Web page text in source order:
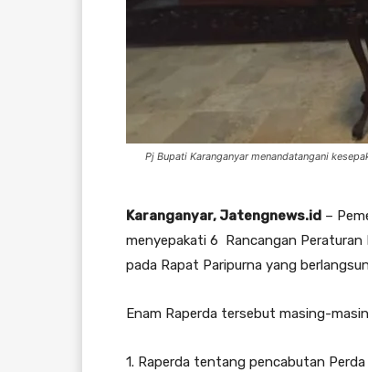
Pj Bupati Karanganyar menandatangani
Karanganyar, Jatengnews.id –
menyepakati 6 Rancangan Peraturan
pada Rapat Paripurna yang
Enam Raperda tersebut masing-
1. Raperda tentang pencabutan